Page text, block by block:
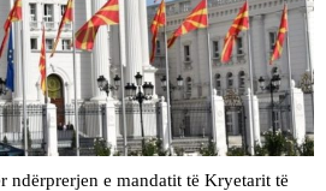
ndërprerjen e mandatit të Kryetarit të